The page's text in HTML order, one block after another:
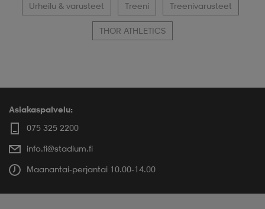
Urheilu & varusteet Treeni Treenivarusteet
Asiakaspalvelu: